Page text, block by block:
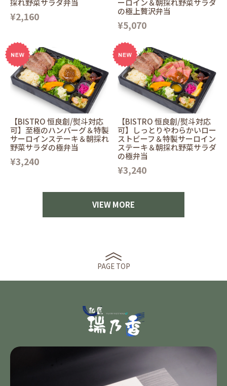
採れ野菜サラダ弁当
¥2,160
ーロイン＆朝採れ野菜サラダ
の極上贅沢弁当
¥5,070
【BISTRO 恒良創/熨斗対応
可】至極のハンバーグ＆特製
サーロインステーキ＆朝採れ
野菜サラダの極弁当
¥3,240
【BISTRO 恒良創/熨斗対応
可】しっとりやわらかいロー
ストビーフ＆特製サーロイン
ステーキ＆朝採れ野菜サラダ
の極弁当
¥3,240
VIEW MORE
PAGE TOP